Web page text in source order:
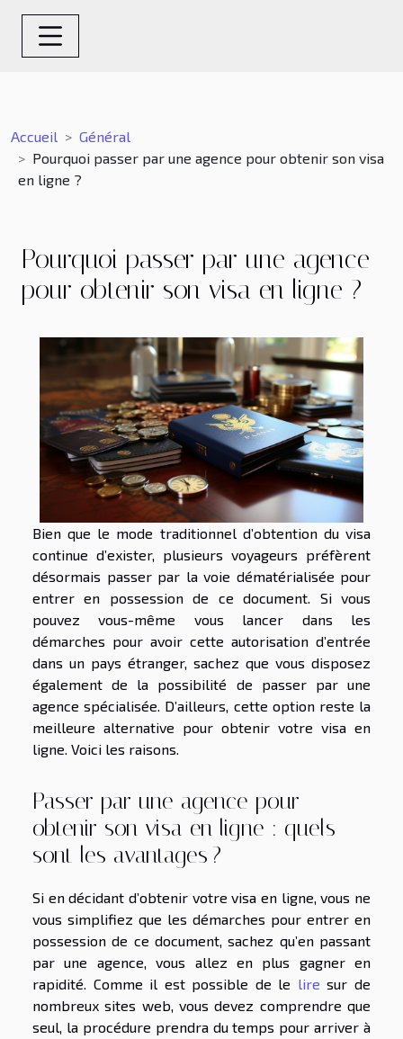
Accueil
Général
Pourquoi passer par une agence pour obtenir son visa
en ligne ?
Pourquoi passer par une agence
pour obtenir son visa en ligne ?
Bien que le mode traditionnel d’obtention du visa
continue d’exister, plusieurs voyageurs préfèrent
désormais passer par la voie dématérialisée pour
entrer en possession de ce document. Si vous
pouvez vous-même vous lancer dans les
démarches pour avoir cette autorisation d’entrée
dans un pays étranger, sachez que vous disposez
également de la possibilité de passer par une
agence spécialisée. D’ailleurs, cette option reste la
meilleure alternative pour obtenir votre visa en
ligne. Voici les raisons.
Passer par une agence pour
obtenir son visa en ligne : quels
sont les avantages ?
Si en décidant d’obtenir votre visa en ligne, vous ne
vous simplifiez que les démarches pour entrer en
possession de ce document, sachez qu’en passant
par une agence, vous allez en plus gagner en
rapidité. Comme il est possible de le lire sur de
nombreux sites web, vous devez comprendre que
seul, la procédure prendra du temps pour arriver à